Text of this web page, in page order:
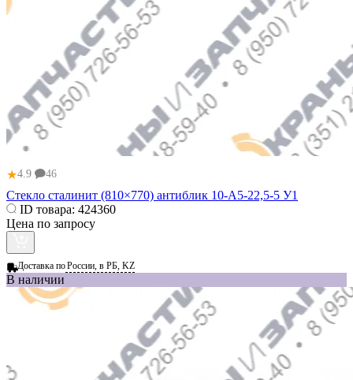
★4.9 46
Стекло сталинит (810×770) антиблик 10‑А5‑22,5‑5 У1
ID товара: 424360
Цена по запросу
Доставка поРоссии, в РБ, KZ
В наличии